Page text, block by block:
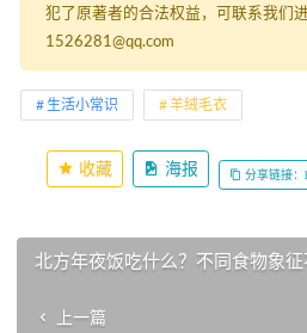
犯了原著者的合法权益，可联系我们进
1526281@qq.com
生活小常识 羊绒毛衣
收藏 海报 分享链接：
北方年夜饭吃什么？不同食物象征
上一篇